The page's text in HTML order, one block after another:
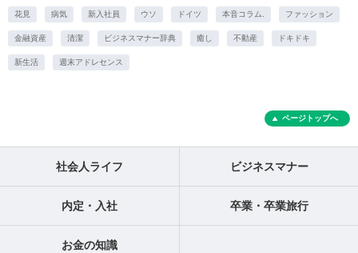
花見 病気 新入社員 ウソ ドイツ 本音コラム. ファッション
金融資産 清潔 ビジネスマナー辞典 癒し 不動産 ドキドキ
新生活 週末アドレセンス
ページトップへ
社会人ライフ ビジネスマナー
内定・入社 卒業・卒業旅行
お金の知識